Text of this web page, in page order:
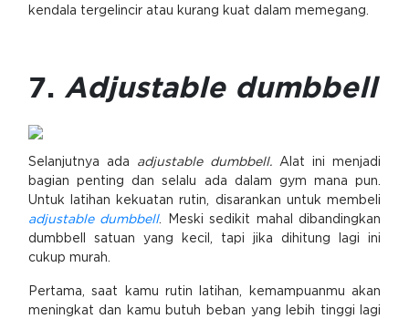
kendala tergelincir atau kurang kuat dalam memegang.
7. Adjustable dumbbell
Selanjutnya ada adjustable dumbbell. Alat ini menjadi
bagian penting dan selalu ada dalam gym mana pun.
Untuk latihan kekuatan rutin, disarankan untuk membeli
adjustable dumbbell. Meski sedikit mahal dibandingkan
dumbbell satuan yang kecil, tapi jika dihitung lagi ini
cukup murah.
Pertama, saat kamu rutin latihan, kemampuanmu akan
meningkat dan kamu butuh beban yang lebih tinggi lagi